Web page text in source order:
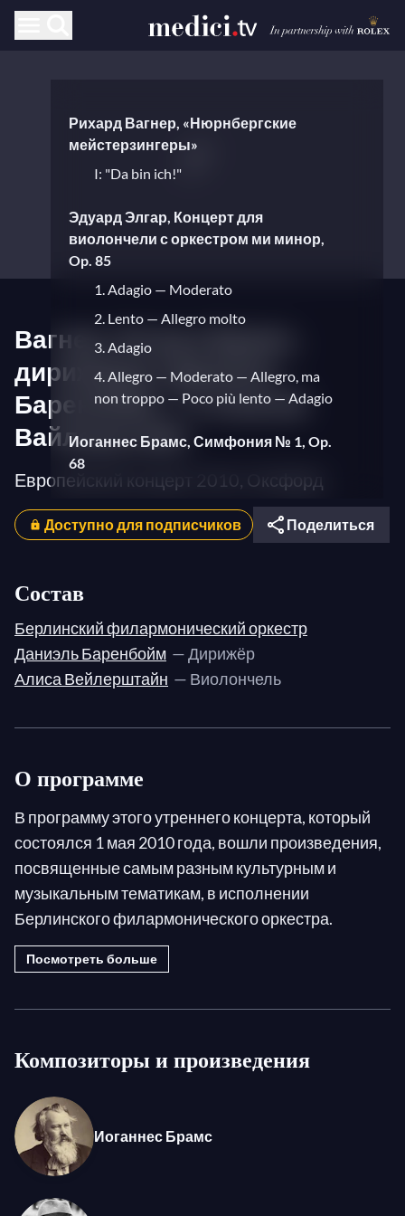
Рихард Вагнер, «Нюрнбергские
мейстерзингеры»
I: "Da bin ich!"
Эдуард Элгар, Концерт для
виолончели с оркестром ми минор,
Op. 85
1. Adagio — Moderato
2. Lento — Allegro molto
3. Adagio
4. Allegro — Moderato — Allegro, ma
non troppo — Poco più lento — Adagio
Иоганнес Брамс, Симфония № 1, Op.
68
1. Un poco sostenuto - Allegro
2. Andante sostenuto
Вагнер, Элгар и Брамс,
дирижирует Даниэль
Баренбойм — С Алисой
Вайлерштайн
Европейский концерт 2010, Оксфорд
Доступно для подписчиков Поделиться
Состав
Берлинский филармонический оркестр
Даниэль Баренбойм — Дирижёр
Алиса Вейлерштайн — Виолончель
О программе
В программу этого утреннего концерта, который
состоялся 1 мая 2010 года, вошли произведения,
посвященные самым разным культурным и
музыкальным тематикам, в исполнении
Берлинского филармонического оркестра.
Вскоре после падения Берлинской стены оркестр
объединенной и демократичной Европы. Именно
основания (1 мая 1882 года) в европейском
городе с богатым историческим прошлым.
Прибыв в Оксфорд, для того чтобы выступить в
роскошном Шелдонском театре, музыканты
увидели, как выглядит этот город после самого
бурного празднества года. Таким образом, вполне
Посмотреть больше
Композиторы и произведения
Иоганнес Брамс